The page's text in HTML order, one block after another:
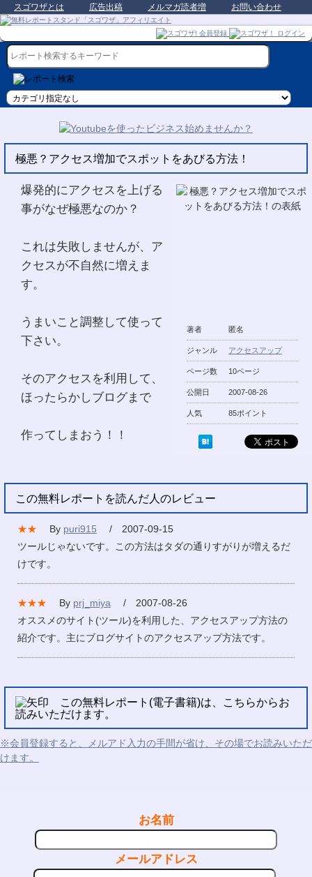
スゴワザとは 広告出稿 メルマガ読者増 お問い合わせ
極悪？アクセス増加でスポットをあびる方法！
著者 匿名
ジャンル アクセスアップ
ページ数 10ページ
公開日 2007-08-26
人気 85ポイント
爆発的にアクセスを上げる
事がなぜ極悪なのか？
これは失敗しませんが、ア
クセスが不自然に増えま
す。
うまいこと調整して使って
下さい。
そのアクセスを利用して、
ほったらかしブログまで
作ってしまおう！！
この無料レポートを読んだ人のレビュー
★★ By puri915
/ 2007-09-15
ツールじゃないです。この方法はタダの通りすがりが増えるだ
けです。
★★★ By prj_miya
/ 2007-08-26
オススメのサイト(ツール)を利用した、アクセスアップ方法の
紹介です。主にブログサイトのアクセスアップ方法です。
この無料レポート(電子書籍)は、こちらからお
読みいただけます。
※会員登録すると、メルアド入力の手間が省け、その場でお読みいただ
けます。
お名前
メールアドレス